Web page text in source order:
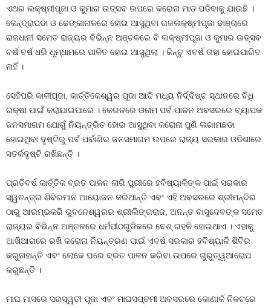
ଏଥର ଲକ୍ଷ୍ମୀପୂଜା ଓ କୁମାର ଉତ୍ସବ ଉପରେ କରୋନା ମାଡ ପଡିବାକୁ ଯାଉଛି ।
କେନ୍ଦ୍ରାପଡା ଓ ଢେଙ୍କାନାଳରେ ହୋଇ ଆସୁଥିବା ଗଜଲକ୍ଷ୍ମୀପୂଜା ଢାଞ୍ଚାରେ
ରାଜଧାନୀ ସମେତ ରାଜ୍ୟର ବିଭିନ୍ନ ଅଞ୍ଚଳରେ ବି ଲକ୍ଷ୍ମୀପୂଜା ଓ କୁମାର ଉତ୍ସବ
ବର୍ଷ ବର୍ଷ ଧରି ଧୂମ୍‍ଧାମରେ ପାଳିତ ହୋଇ ଆସୁଥିଲା । କିନ୍ତୁ ଏବର୍ଷ ତାହା ହୋଇପାରିବ
ନାହିଁ ।
ସେହିପରି କାଳୀପୂଜା, କାର୍ତ୍ତିକେଶ୍ୱର ପୂଜା ଆଦି ମଧ୍ୟ ନିର୍ଦ୍ଦିଷ୍ଟ ସ୍ଥାନରେ ବିଧି
ରକ୍ଷା ପାଇଁ କରାଯାଇପାରେ । କେରଳରେ ଓନାମ ପର୍ବ ପାଳନ ଅବସରରେ ବ୍ୟାପକ
ଜନସମାଗମ ଯୋଗୁଁ ନିୟନ୍ତ୍ରିତ ହୋଇ ଆସୁଥିବା କରୋନା ପୁଣି ଲଗାମଛଡା
ହୋଇଥିବା ଦୃଷ୍ଟିରୁ ପର୍ବ ପର୍ବାଣିର ଜନସମାଗମ ଉପରେ ରାଜ୍ୟ ସରକାର ଓଡିଶାରେ
ସତର୍କଦୃଷ୍ଟି ରଖିଛନ୍ତି ।
ପ୍ରତିବର୍ଷ କାର୍ତ୍ତିକ ବ୍ରତ ପାଳନ ଲାଗି ପୁରୀରେ ହବିଷ୍ୟାଳିଙ୍କ ପାଇଁ ସରକାର
ସ୍ୱତନ୍ତ୍ର ଶିବିରମାନ ଆୟୋଜନ କରିଥାନ୍ତି ଏବଂ ଏହି ଅବସରରେ ଶ୍ରୀମନ୍ଦିର
ଠାରୁ ଆରମ୍ଭକରି ଭୁବନେଶ୍ୱରର ଶ୍ରୀଲିଙ୍ଗରାଜ, ଅନନ୍ତ ବାସୁଦେବଙ୍କ ସମେତ
ରାଜ୍ୟର ବିଭିନ୍ନ ଅଞ୍ଚଳରେ ଧର୍ମପୀଠଗୁଡିକରେ ବେଶ୍‍ ଗହଳି ହୋଇଥାଏ । ଏହାକୁ
ଆଖିଆଗରେ ରଖି କରୋନା ନିୟନ୍ତ୍ରଣ ପାଇଁ ଏବର୍ଷ ସରକାର ହବିଷ୍ୟାଳି ଶିବିର
କରୁନାହାନ୍ତି ଏବଂ ଲୋକେ ଘରେ ବ୍ରତ ପାଳନ କରିବା ଉପରେ ଗୁରୁତ୍ୱଆରୋପ
କରୁଛନ୍ତି ।
ମାଘ ମାସରେ ସରସ୍ୱତୀ ପୂଜା ଏବଂ ମାଘସପ୍ତମୀ ଅବସରରେ କୋଣାର୍କ ନିକଟରେ